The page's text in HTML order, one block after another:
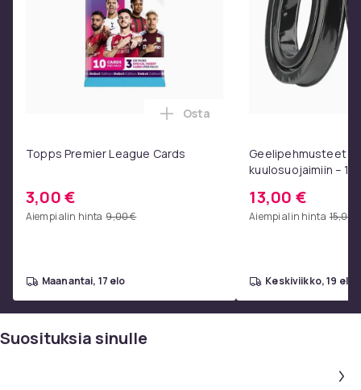
Topps Premier League Cards
3,00 €
Aiempi alin hinta 9,00 €
Lisää Topps Premier League
Osta
maanantai, 17 elo
Geelipehmusteet
kuulosuojaimiin – 1
13,00 €
Aiempi alin hinta 15,00
keskiviikko, 19 elo
Suosituksia sinulle